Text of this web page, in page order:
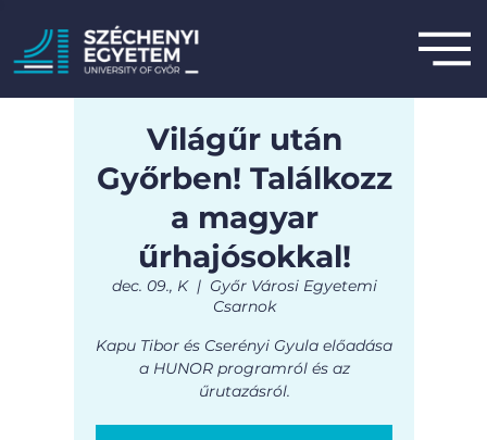
Világűr után
Győrben! Találkozz
a magyar
űrhajósokkal!
dec. 09., K
  |
Győr Városi Egyetemi
Csarnok
Kapu Tibor és Cserényi Gyula előadása
a HUNOR programról és az
űrutazásról.